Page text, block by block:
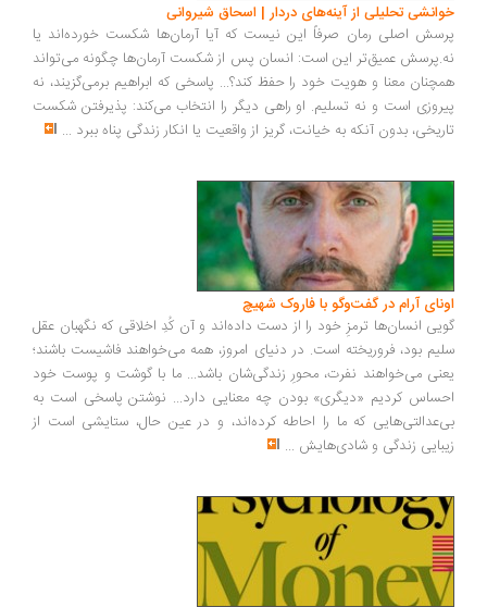
تحلیلی از آینه‌های دردار | اسحاق شیروانی
اصلی رمان صرفاً این نیست که آیا آرمان‌ها شکست خورده‌اند یا
عمیق‌تر این است: انسان پس از شکست آرمان‌ها چگونه می‌تواند
معنا و هویت خود را حفظ کند؟... پاسخی که ابراهیم برمی‌گزیند، نه
است و نه تسلیم. او راهی دیگر را انتخاب می‌کند: پذیرفتن شکست
بدون آنکه به خیانت، گریز از واقعیت یا انکار زندگی پناه ببرد...
آرام در گفت‌وگو با فاروک شهیچ‭
انسان‌ها ترمزِ خود را از دست داده‌اند و آن کُدِ اخلاقی که نگهبان عقل
بود، فروریخته است. در دنیای امروز، همه می‌خواهند فاشیست باشند؛
می‌خواهند نفرت، محورِ زندگی‌شان باشد... ما با گوشت و پوست خود
کردیم «دیگری» بودن چه معنایی دارد... نوشتن پاسخی است به
که ما را احاطه کرده‌اند، و در عین حال، ستایشی است از
زندگی و شادی‌هایش...